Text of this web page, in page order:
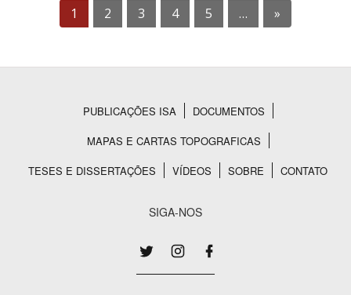
1 2 3 4 5 … »
Rodapé
PUBLICAÇÕES ISA
DOCUMENTOS
MAPAS E CARTAS TOPOGRAFICAS
TESES E DISSERTAÇÕES
VÍDEOS SOBRE CONTATO
SIGA-NOS